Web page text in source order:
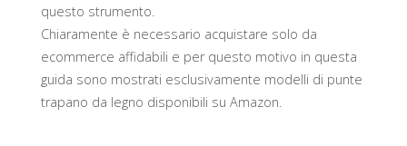
questo strumento.
Chiaramente è necessario acquistare solo da
ecommerce affidabili e per questo motivo in questa
guida sono mostrati esclusivamente modelli di punte
trapano da legno disponibili su Amazon.